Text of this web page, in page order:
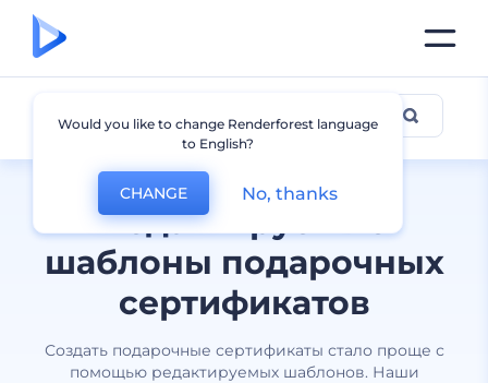
Редактируемые
шаблоны подарочных
сертификатов
Создать подарочные сертификаты стало проще с
помощью редактируемых шаблонов. Наши
Подарочный сертификтат
Would you like to change Renderforest language
to English?
CHANGE No, thanks